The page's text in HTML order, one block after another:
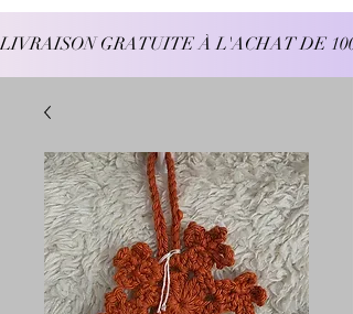
LIVRAISON GRATUITE À L'ACHAT DE